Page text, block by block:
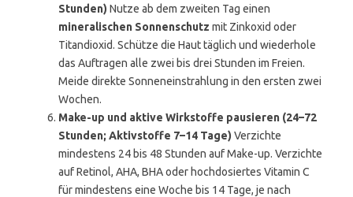
Stunden) Nutze ab dem zweiten Tag einen
mineralischen Sonnenschutz mit Zinkoxid oder
Titandioxid. Schütze die Haut täglich und wiederhole
das Auftragen alle zwei bis drei Stunden im Freien.
Meide direkte Sonneneinstrahlung in den ersten zwei
Wochen.
Make-up und aktive Wirkstoffe pausieren (24–72
Stunden; Aktivstoffe 7–14 Tage) Verzichte
mindestens 24 bis 48 Stunden auf Make-up. Verzichte
auf Retinol, AHA, BHA oder hochdosiertes Vitamin C
für mindestens eine Woche bis 14 Tage, je nach